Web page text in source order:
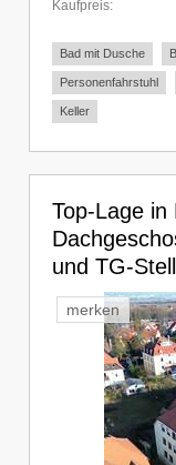
Kaufpreis:
Bad mit Dusche
Personenfahrstuhl
Keller
Top-Lage in
und TG-
merken